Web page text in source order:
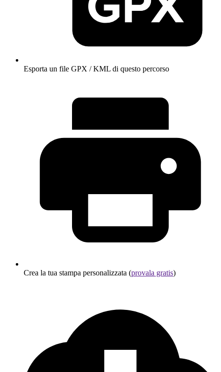
Esporta un file GPX / KML di questo percorso
Crea la tua stampa personalizzata (provala gratis)